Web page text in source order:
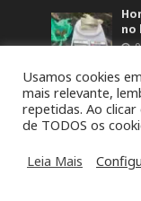
no
Usamos cookies
mais relevante,
repetidas. Ao clicar
de TODOS os
Leia Mais